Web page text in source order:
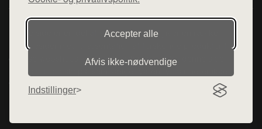
Accepter alle
Afvis ikke‑nødvendige
Indstillinger
Denne side er en del af want.dk, der udgiver en række
hjemmesider med præsentation af forskellige produkter fra
diverse webshops. Der sælges ikke varer fra denne side - vi
henviser til de shops, som sælger varen. Vi har heller ikke
varerne på lager.